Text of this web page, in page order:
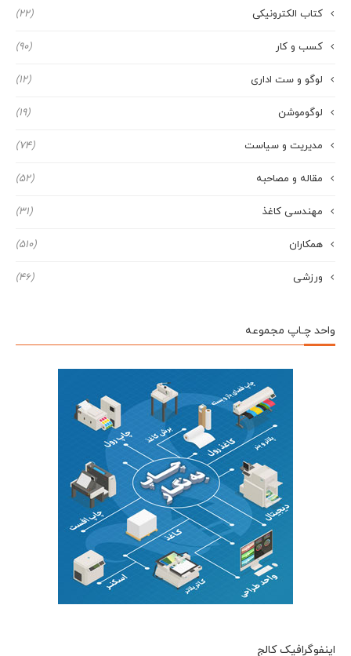
کتاب الکترونیکی (22)
کسب و کار (90)
لوگو و ست اداری (12)
لوگوموشن (19)
مدیریت و سیاست (74)
مقاله و مصاحبه (52)
مهندسی کاغذ (31)
همکاران (510)
ورزشی (46)
واحد چـاپ مجموعه
اینفوگرافیک کالج